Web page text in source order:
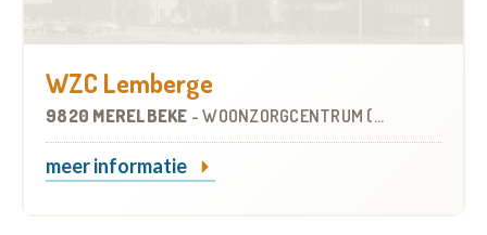
WZC Lemberge
9820 MERELBEKE -WOONZORGCENTRUM (WZC)
meer informatie